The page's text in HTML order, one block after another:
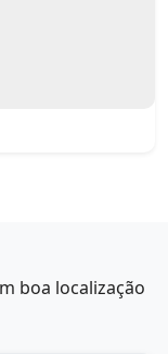
boa localização